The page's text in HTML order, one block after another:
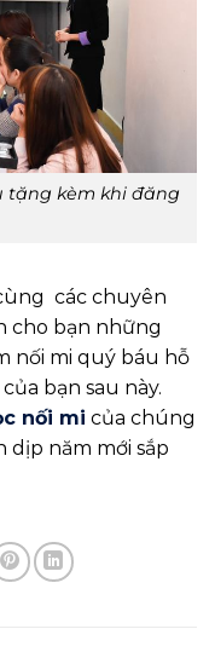
tặng kèm khi đăng
các chuyên
cho bạn những
nối mi quý báu hỗ
bạn sau này.
nối mi của chúng
dịp năm mới sắp